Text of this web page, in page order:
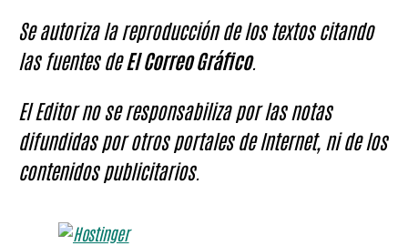
Se autoriza la reproducción de los textos citando
las fuentes deEl Correo Gráfico.
El Editor no se responsabiliza por las notas
difundidas por otros portales de Internet, ni de los
contenidos publicitarios.